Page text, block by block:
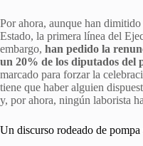
Por ahora, aunque han
Estado, la primera línea del
embargo, han pedido la
un 20% de los diputados del
marcado para forzar la
tiene que haber alguien
y, por ahora, ningún laborista
Un discurso rodeado de